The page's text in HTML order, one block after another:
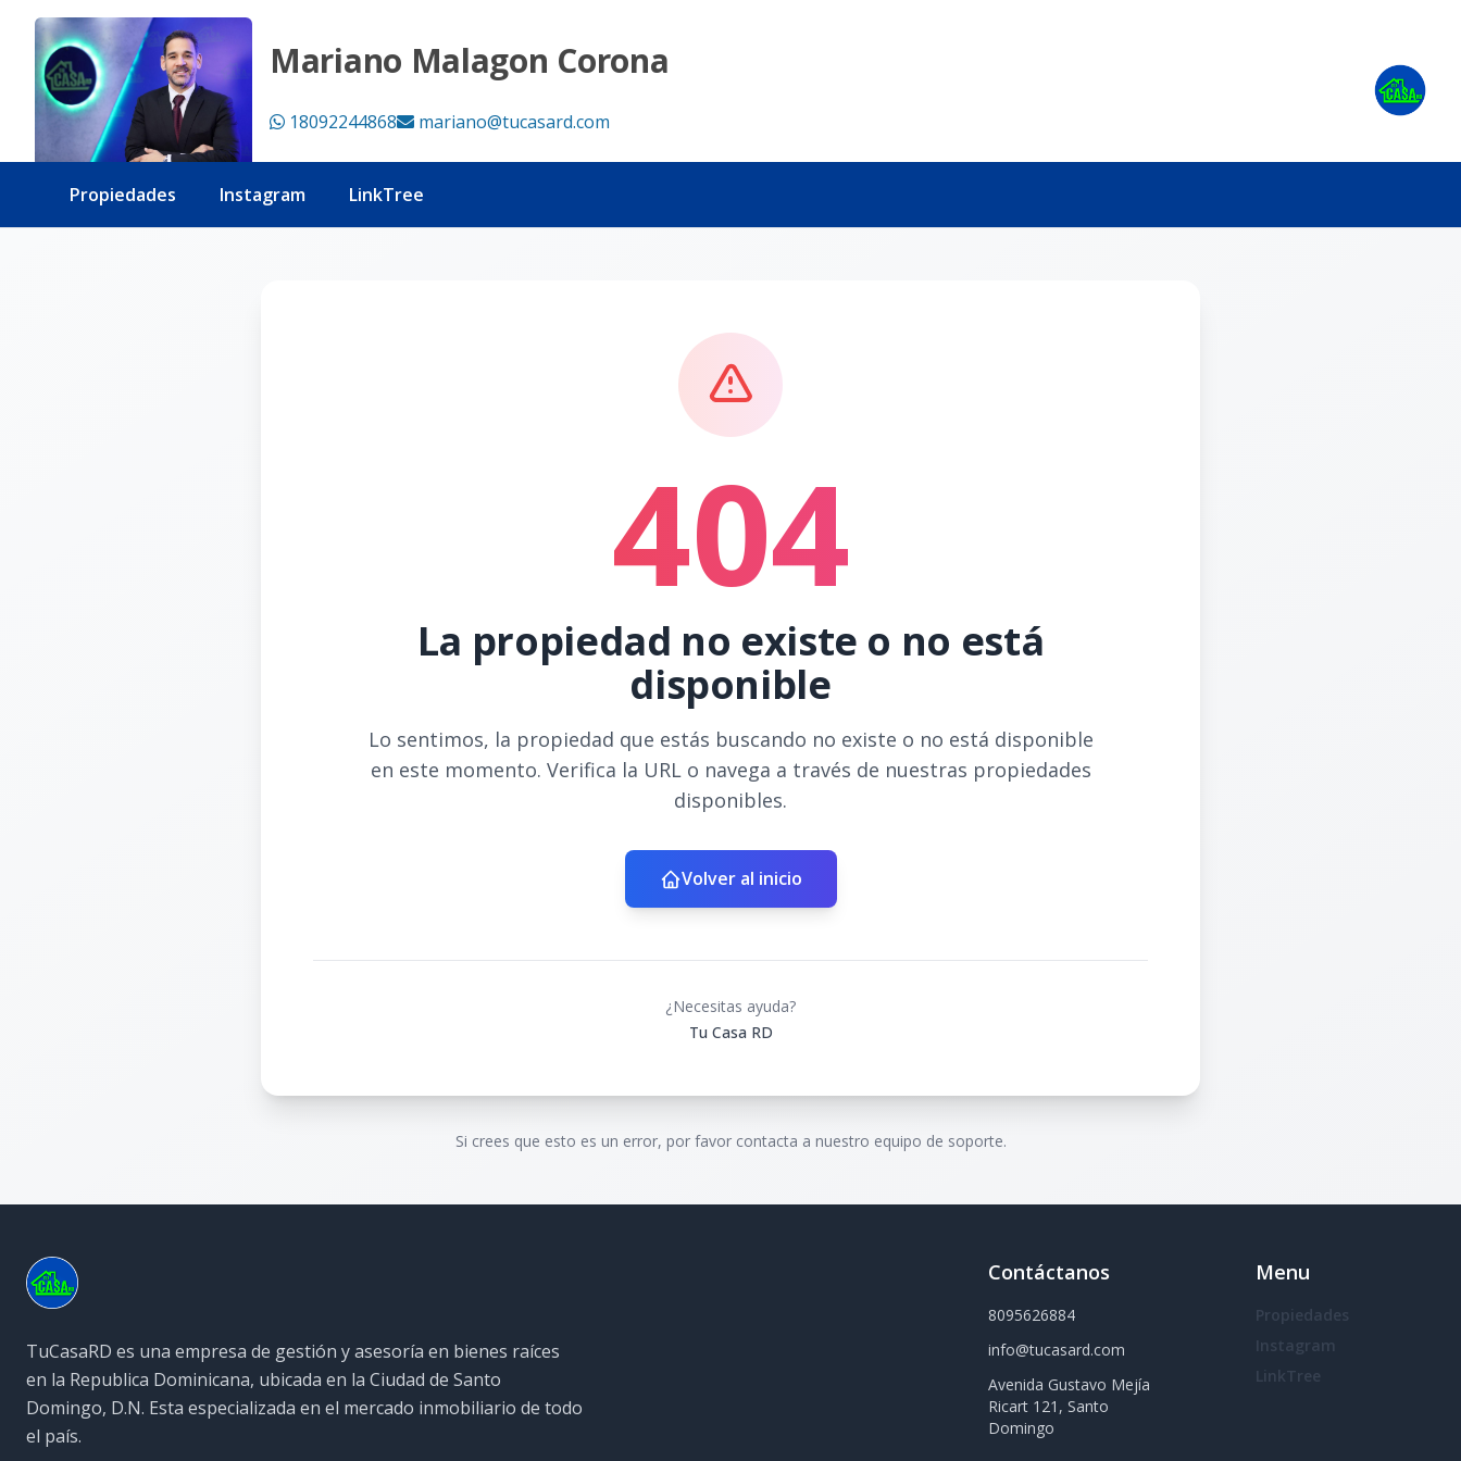
Mariano Malagon Corona
18092244868 mariano@tucasard.com
Propiedades Instagram LinkTree
404
La propiedad no existe o no está
disponible
Lo sentimos, la propiedad que estás buscando no existe o no está disponible
en este momento. Verifica la URL o navega a través de nuestras propiedades
disponibles.
Volver al inicio
¿Necesitas ayuda?
Tu Casa RD
Si crees que esto es un error, por favor contacta a nuestro equipo de soporte.
TuCasaRD es una empresa de gestión y asesoría en bienes raíces
en la Republica Dominicana, ubicada en la Ciudad de Santo
Domingo, D.N. Esta especializada en el mercado inmobiliario de todo
el país.
Contáctanos
8095626884
info@tucasard.com
Avenida Gustavo Mejía
Ricart 121, Santo
Domingo
Menu
Propiedades
Instagram
LinkTree
Página no encontrada - Tu Casa RD